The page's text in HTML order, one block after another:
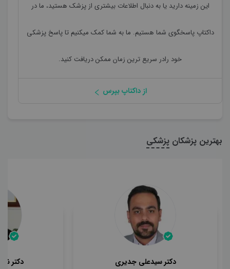
این زمینه دارید یا به دنبال اطلاعات بیشتری از پزشک هستید، ما در
داکتاپ پاسخگوی شما هستیم. ما به شما کمک میکنیم تا پاسخ پزشکی
خود رادر سریع ترین زمان ممکن دریافت کنید.
از داکتاپ بپرس
بهترین پزشکان پزشکی
دکتر سیدعلی جدیری دکتر